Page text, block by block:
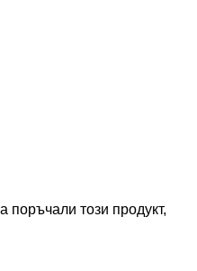
поръчали този продукт,